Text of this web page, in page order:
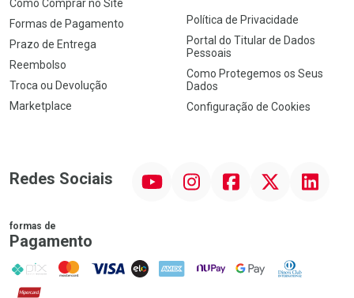
Como Comprar no Site
Formas de Pagamento
Prazo de Entrega
Reembolso
Troca ou Devolução
Marketplace
Política de Privacidade
Portal do Titular de Dados
Pessoais
Como Protegemos os Seus
Dados
Configuração de Cookies
Redes Sociais InstagramFacebook Linkedin
formas de
Pagamento
PIX MasterCard
VISA ELO AMEX NuPay Google PayDiners Club
Hipercard